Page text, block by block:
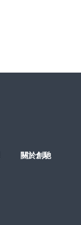
關於創馳